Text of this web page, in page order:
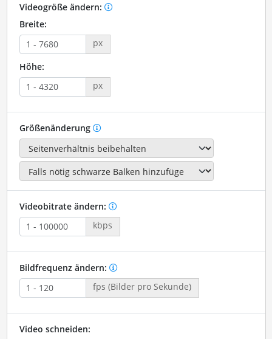
Videogröße ändern:
Breite:
px
Höhe:
px
Größenänderung
Videobitrate ändern:
kbps
Bildfrequenz ändern:
fps (Bilder pro Sekunde)
Video schneiden: